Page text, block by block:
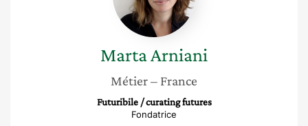
MartaArniani
Métier– France
Futuribile / curating futures
Fondatrice